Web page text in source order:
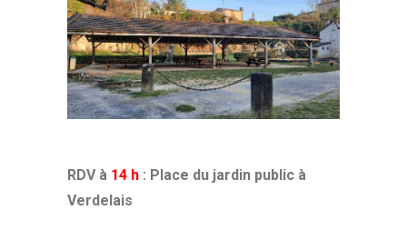
RDV à 14 h : Place du jardin public à
Verdelais